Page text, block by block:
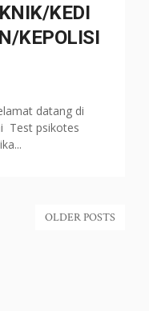
KEDI
KEPOLISI
datang di
Test psikotes
OLDER POSTS